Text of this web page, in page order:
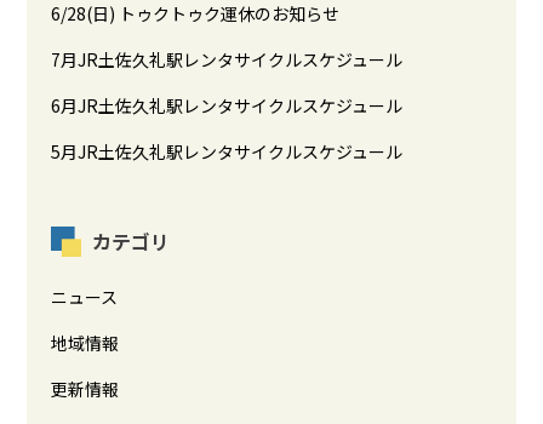
6/28(日) トゥクトゥク運休のお知らせ
7月JR土佐久礼駅レンタサイクルスケジュール
6月JR土佐久礼駅レンタサイクルスケジュール
5月JR土佐久礼駅レンタサイクルスケジュール
カテゴリ
ニュース
地域情報
更新情報